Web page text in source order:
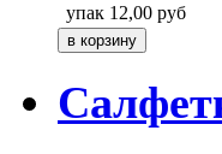
упак 12,00 руб